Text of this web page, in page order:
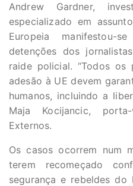
Andrew Gardner,
especializado em
Europeia manifestou-
detenções dos
raide policial. “Todos os
adesão à UE devem
humanos, incluindo a
Maja Kocijancic,
Externos.
Os casos ocorrem num
terem recomeçado
segurança e rebeldes do